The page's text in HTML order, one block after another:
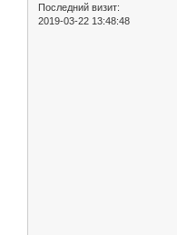
Последний визит:
2019-03-22 13:48:48